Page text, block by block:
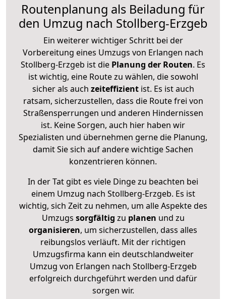
Routenplanung als Beiladung für
den Umzug nach Stollberg-Erzgeb
Ein weiterer wichtiger Schritt bei der
Vorbereitung eines Umzugs von Erlangen nach
Stollberg-Erzgeb ist die Planung der Routen. Es
ist wichtig, eine Route zu wählen, die sowohl
sicher als auch zeiteffizientist. Es ist auch
ratsam, sicherzustellen, dass die Route frei von
Straßensperrungen und anderen Hindernissen
ist. Keine Sorgen, auch hier haben wir
Spezialisten und übernehmen gerne die Planung,
damit Sie sich auf andere wichtige Sachen
konzentrieren können.
In der Tat gibt es viele Dinge zu beachten bei
einem Umzug nach Stollberg-Erzgeb. Es ist
wichtig, sich Zeit zu nehmen, um alle Aspekte des
Umzugs sorgfältig zu planen und zu
organisieren, um sicherzustellen, dass alles
reibungslos verläuft. Mit der richtigen
Umzugsfirma kann ein deutschlandweiter
Umzug von Erlangen nach Stollberg-Erzgeb
erfolgreich durchgeführt werden und dafür
sorgen wir.